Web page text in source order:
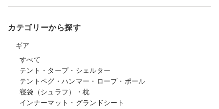
カテゴリーから探す
ギア
すべて
テント・タープ・シェルター
テントペグ・ハンマー・ロープ・ポール
寝袋（シュラフ）・枕
インナーマット・グランドシート